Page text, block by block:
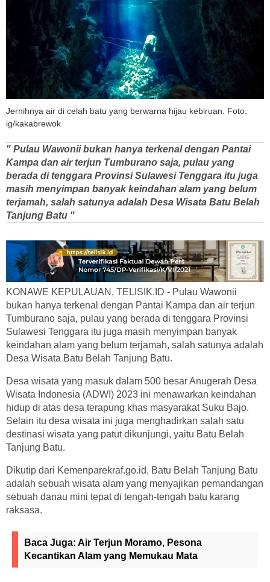
Jernihnya air di celah batu yang berwarna hijau kebiruan. Foto:
ig/kakabrewok
" Pulau Wawonii bukan hanya terkenal dengan Pantai
Kampa dan air terjun Tumburano saja, pulau yang
berada di tenggara Provinsi Sulawesi Tenggara itu juga
masih menyimpan banyak keindahan alam yang belum
terjamah, salah satunya adalah Desa Wisata Batu Belah
Tanjung Batu "
KONAWE KEPULAUAN, TELISIK.ID - Pulau Wawonii
bukan hanya terkenal dengan Pantai Kampa dan air terjun
Tumburano saja, pulau yang berada di tenggara Provinsi
Sulawesi Tenggara itu juga masih menyimpan banyak
keindahan alam yang belum terjamah, salah satunya adalah
Desa Wisata Batu Belah Tanjung Batu.
Desa wisata yang masuk dalam 500 besar Anugerah Desa
Wisata Indonesia (ADWI) 2023 ini menawarkan keindahan
hidup di atas desa terapung khas masyarakat Suku Bajo.
Selain itu desa wisata ini juga menghadirkan salah satu
destinasi wisata yang patut dikunjungi, yaitu Batu Belah
Tanjung Batu.
Dikutip dari Kemenparekraf.go.id, Batu Belah Tanjung Batu
adalah sebuah wisata alam yang menyajikan pemandangan
sebuah danau mini tepat di tengah-tengah batu karang
raksasa.
Baca Juga: Air Terjun Moramo, Pesona
Kecantikan Alam yang Memukau Mata